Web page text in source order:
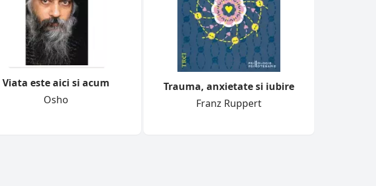
Viata este aici si acum
Osho
Trauma, anxietate si iubire
Franz Ruppert